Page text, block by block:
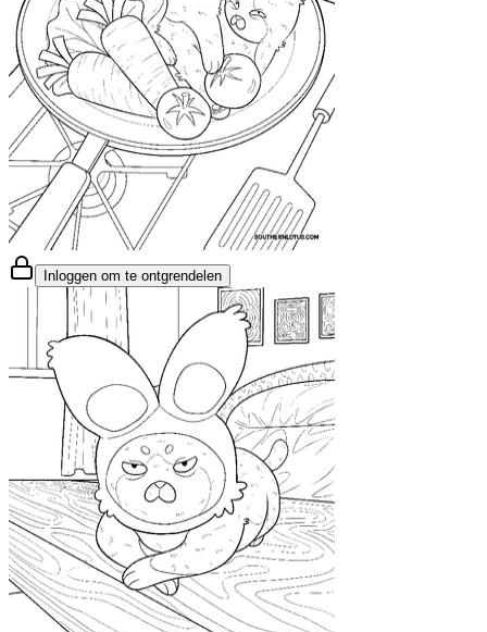
Inloggen om te ontgrendelen